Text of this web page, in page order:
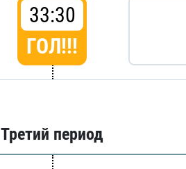
33:30
ГОЛ!!!
Третий период